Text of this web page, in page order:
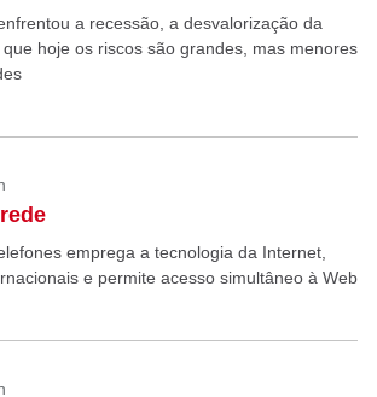
a recessão, a desvalorização da
hoje os riscos são grandes, mas menores
emprega a tecnologia da Internet,
e permite acesso simultâneo à Web